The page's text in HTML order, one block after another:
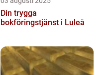
Din trygga
bokföringstjänst i Luleå